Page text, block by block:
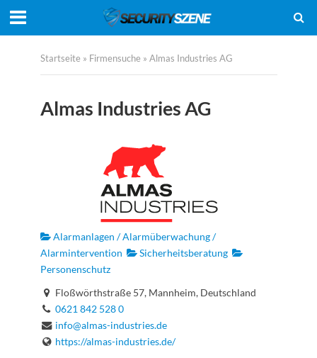
Startseite » Firmensuche » Almas Industries AG
Almas Industries AG
Alarmanlagen / Alarmüberwachung /
Alarmintervention
Sicherheitsberatung
Personenschutz
Floßwörthstraße 57, Mannheim, Deutschland
0621 842 528 0
info@almas-industries.de
https://almas-industries.de/